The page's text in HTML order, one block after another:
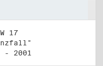
17
- 2001